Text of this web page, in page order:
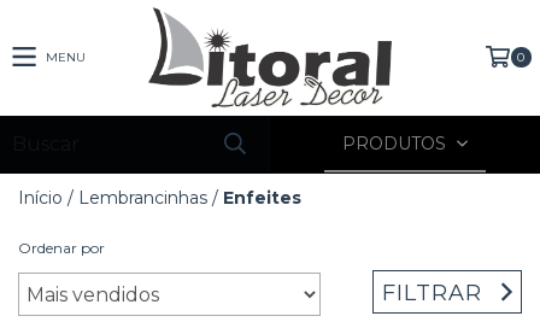
MENU 0
PRODUTOS
Início / Lembrancinhas / Enfeites
Ordenar por
FILTRAR